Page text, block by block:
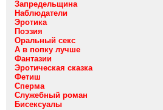
Запредельщина
Наблюдатели
Эротика
Поэзия
Оральный секс
А в попку лучше
Фантазии
Эротическая сказка
Фетиш
Сперма
Служебный роман
Бисексуалы